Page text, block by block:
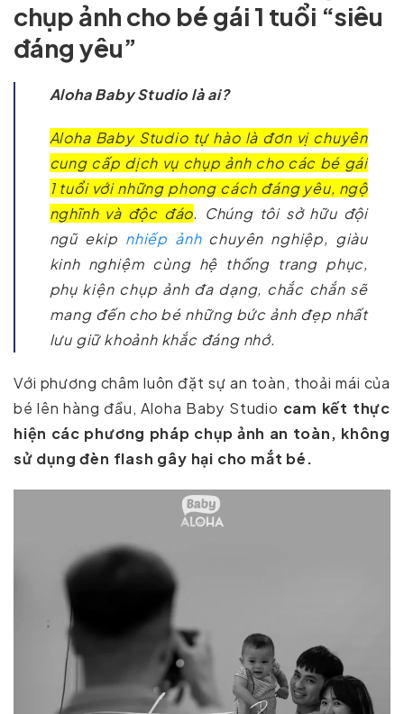
chụp ảnh cho bé gái 1 tuổi “siêu
đáng yêu”
Aloha Baby Studio là ai?
Aloha Baby Studio tự hào là đơn vị chuyên
cung cấp dịch vụ chụp ảnh cho các bé gái
1 tuổi với những phong cách đáng yêu, ngộ
nghĩnh và độc đáo. Chúng tôi sở hữu đội
ngũ ekip nhiếp ảnhchuyên nghiệp, giàu
kinh nghiệm cùng hệ thống trang phục,
phụ kiện chụp ảnh đa dạng, chắc chắn sẽ
mang đến cho bé những bức ảnh đẹp nhất
lưu giữ khoảnh khắc đáng nhớ.
Với phương châm luôn đặt sự an toàn, thoải mái của
bé lên hàng đầu, Aloha Baby Studio cam kết thực
hiện các phương pháp chụp ảnh an toàn, không
sử dụng đèn flash gây hại cho mắt bé.